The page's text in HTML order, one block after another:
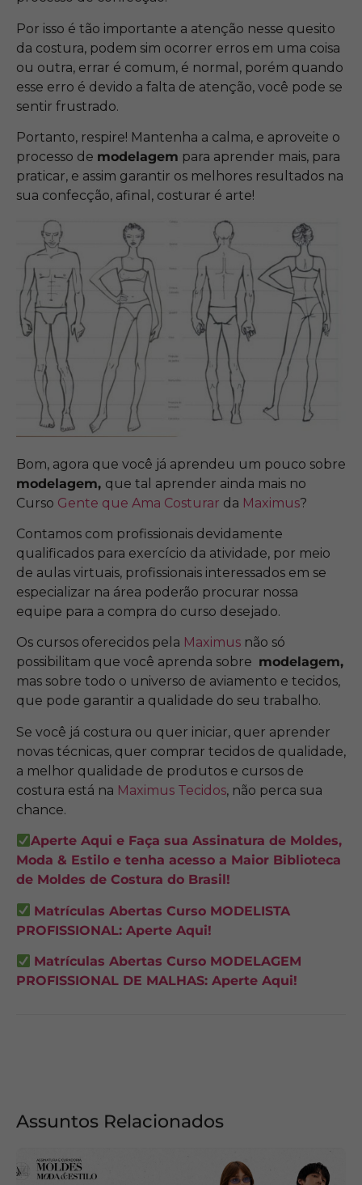
Por isso é tão importante a atenção nesse quesito
da costura, podem sim ocorrer erros em uma coisa
ou outra, errar é comum, é normal, porém quando
esse erro é devido a falta de atenção, você pode se
sentir frustrado.
Portanto, respire! Mantenha a calma, e aproveite o
processo de modelagem para aprender mais, para
praticar, e assim garantir os melhores resultados na
sua confecção, afinal, costurar é arte!
Bom, agora que você já aprendeu um pouco sobre
modelagem, que tal aprender ainda mais no
Curso Gente que Ama Costurar da Maximus?
Contamos com profissionais devidamente
qualificados para exercício da atividade, por meio
de aulas virtuais, profissionais interessados em se
especializar na área poderão procurar nossa
equipe para a compra do curso desejado.
Os cursos oferecidos pela Maximus não só
possibilitam que você aprenda sobre modelagem,
mas sobre todo o universo de aviamento e tecidos,
que pode garantir a qualidade do seu trabalho.
Se você já costura ou quer iniciar, quer aprender
novas técnicas, quer comprar tecidos de qualidade,
a melhor qualidade de produtos e cursos de
costura está na Maximus Tecidos, não perca sua
chance.
Aperte Aqui e Faça sua Assinatura de Moldes,
Moda & Estilo e tenha acesso a Maior Biblioteca
de Moldes de Costura do Brasil!
Matrículas Abertas Curso MODELISTA
PROFISSIONAL: Aperte Aqui!
Matrículas Abertas Curso MODELAGEM
PROFISSIONAL DE MALHAS: Aperte Aqui!
Assuntos Relacionados